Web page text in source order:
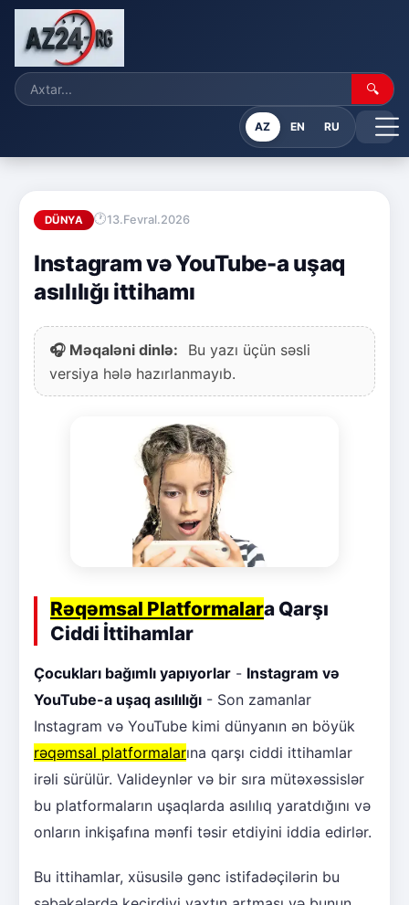
🔍
AZ EN RU
DÜNYA 13.Fevral.2026
Instagram və YouTube-a uşaq
asılılığı ittihamı
🎧 Məqaləni dinlə:
Bu yazı üçün səsli
versiya hələ hazırlanmayıb.
Rəqəmsal Platformalara Qarşı
Ciddi İttihamlar
Çocukları bağımlı yapıyorlar - Instagram və
YouTube-a uşaq asılılığı - Son zamanlar
Instagram və YouTube kimi dünyanın ən böyük
rəqəmsal platformalarına qarşı ciddi ittihamlar
irəli sürülür. Valideynlər və bir sıra mütəxəssislər
bu platformaların uşaqlarda asılılıq yaratdığını və
onların inkişafına mənfi təsir etdiyini iddia edirlər.
Bu ittihamlar, xüsusilə gənc istifadəçilərin bu